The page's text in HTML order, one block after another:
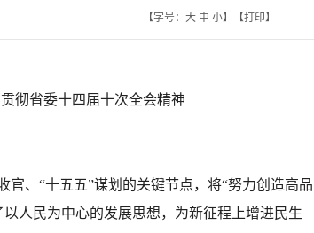
【字号： 大 中 小】【打印】
彻省委十四届十次全会精神
官、“十五五”谋划的关键节点，将“努力创造高品
人民为中心的发展思想，为新征程上增进民生